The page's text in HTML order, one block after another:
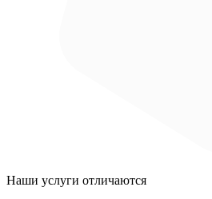
Наши услуги отличаются